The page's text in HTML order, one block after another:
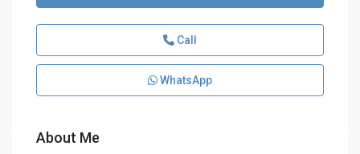
Call
WhatsApp
About Me